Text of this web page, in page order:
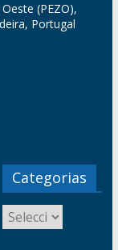
(PEZO),
Portugal
Categorias